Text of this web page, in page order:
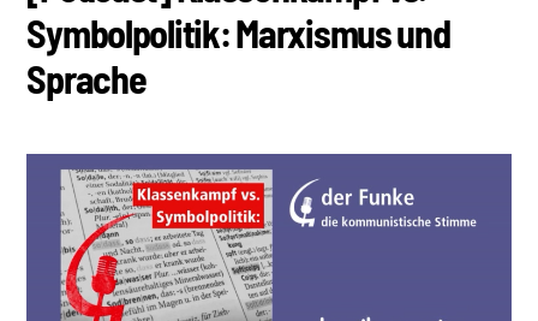
Symbolpolitik: Marxismus und
Sprache